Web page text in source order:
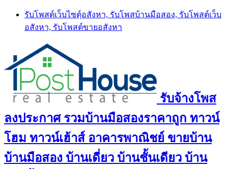
Skip
content
รับโพสต์เว็บไซตฺ์อสังหา, รับโพสบ้านมือสอง, รับโพสต์เว็บ
อสังหา, รับโพสต์ขายอสังหา
รับจ้างโพส
ลงประกาศ รวมบ้านมือสองราคาถูก ทาวน์
โฮม ทาวน์เฮ้าส์ อาคารพาณิชย์ ขายบ้าน
บ้านมือสอง บ้านเดี่ยว บ้านชั้นเดียว บ้าน